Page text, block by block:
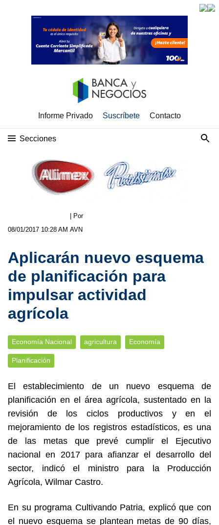
Informe Privado Suscríbete Contacto
Secciones
08/01/2017 10:28 AM
| Por
AVN
Aplicarán nuevo esquema
de planificación para
impulsar actividad
agrícola
Economía Nacional agricultura Economía
Planificación
El establecimiento de un nuevo esquema de
planificación en el área agrícola, sustentado en la
revisión de los ciclos productivos y en el
mejoramiento de los registros estadísticos, es una
de las metas que prevé cumplir el Ejecutivo
nacional en 2017 para afianzar el desarrollo del
sector, indicó el ministro para la Producción
Agrícola, Wilmar Castro.
En su programa Cultivando Patria, explicó que con
el nuevo esquema se plantean metas de 90 días,